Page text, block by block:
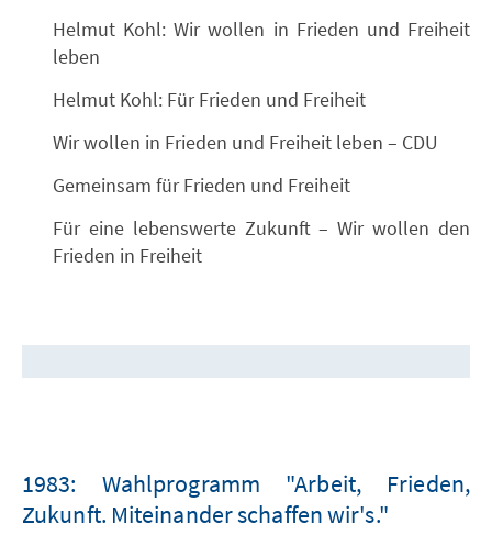
Helmut Kohl: Wir wollen in Frieden und Freiheit
leben
Helmut Kohl: Für Frieden und Freiheit
Wir wollen in Frieden und Freiheit leben – CDU
Gemeinsam für Frieden und Freiheit
Für eine lebenswerte Zukunft – Wir wollen den
Frieden in Freiheit
1983: Wahlprogramm "Arbeit, Frieden,
Zukunft. Miteinander schaffen wir's."